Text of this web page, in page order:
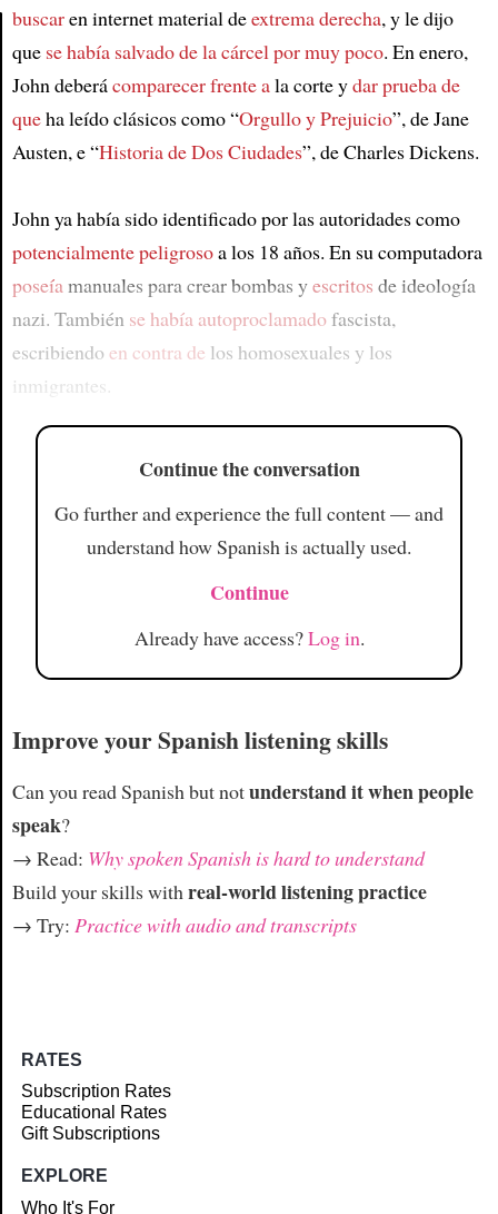
Article
buscaren internet material deextrema derecha, y le dijo
que se había salvado de la cárcel por muy poco. En enero,
John deberácomparecer frente ala corte ydar prueba de
queha leído clásicos como “Orgullo y Prejuicio”, de Jane
Austen, e “Historia de Dos Ciudades”, de Charles Dickens.
John ya había sido identificado por las autoridades como
potencialmente peligrosoa los 18 años. En su computadora
poseía manuales para crear bombas yescritos de ideología
nazi. También se había autoproclamadofascista,
escribiendo en contra de los homosexuales y los
inmigrantes.
Continue the conversation
Go further and experience the full content — and
understand how Spanish is actually used.
Continue
Already have access?Log in.
Improve your Spanish listening skills
Can you read Spanish but notunderstand it when people
speak?
→ Read: Why spoken Spanish is hard to understand
Build your skills withreal-world listening practice
→ Try: Practice with audio and transcripts
RATES
Subscription Rates
Educational Rates
Gift Subscriptions
EXPLORE
Who It's For